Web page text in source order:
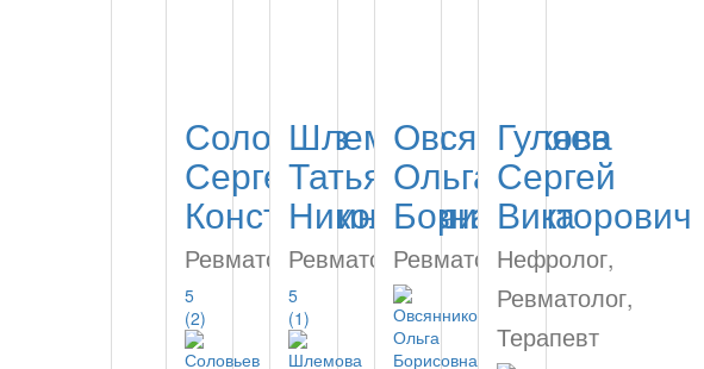
Соловьев
Сергей
Константинович
Ревматолог
5
(2)
Шлемова
Татьяна
Николаевна
Ревматолог
5
(1)
Овсянникова
Ольга
Борисовна
Ревматолог
Гуляев
Сергей
Викторович
Нефролог,
Ревматолог,
Терапевт